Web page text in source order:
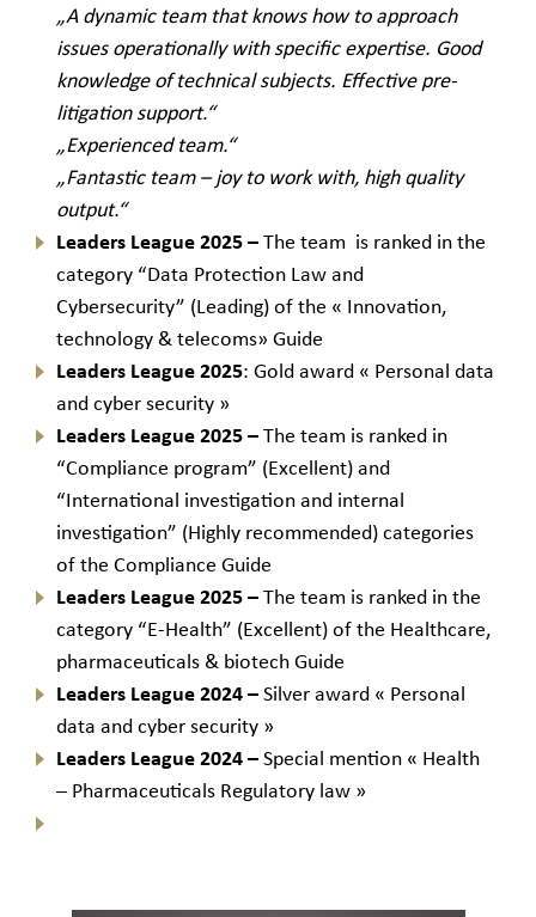
„A dynamic team that knows how to approach
issues operationally with specific expertise. Good
knowledge of technical subjects. Effective pre-
litigation support.“
„Experienced team.“
„Fantastic team – joy to work with, high quality
output.“
Leaders League 2025 – The team is ranked in the
category “Data Protection Law and
Cybersecurity” (Leading) of the « Innovation,
technology & telecoms» Guide
Leaders League 2025: Gold award « Personal data
and cyber security »
Leaders League 2025 – The team is ranked in
“Compliance program” (Excellent) and
“International investigation and internal
investigation” (Highly recommended) categories
of the Compliance Guide
Leaders League 2025 – The team is ranked in the
category “E-Health” (Excellent) of the Healthcare,
pharmaceuticals & biotech Guide
Leaders League 2024 – Silver award « Personal
data and cyber security »
Leaders League 2024 – Special mention « Health
– Pharmaceuticals Regulatory law »